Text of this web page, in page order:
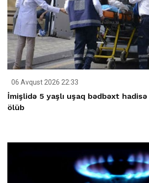
06 Avqust 2026 22:33
İmişlidə 5 yaşlı uşaq bədbəxt
ölüb